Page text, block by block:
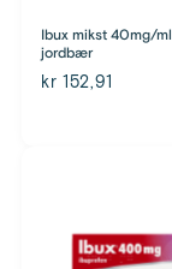
Ibux mikst 40mg/ml
jordbær
kr 152,91